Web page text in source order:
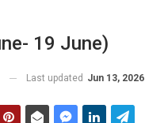
19 June)
Last updated Jun 13, 2026